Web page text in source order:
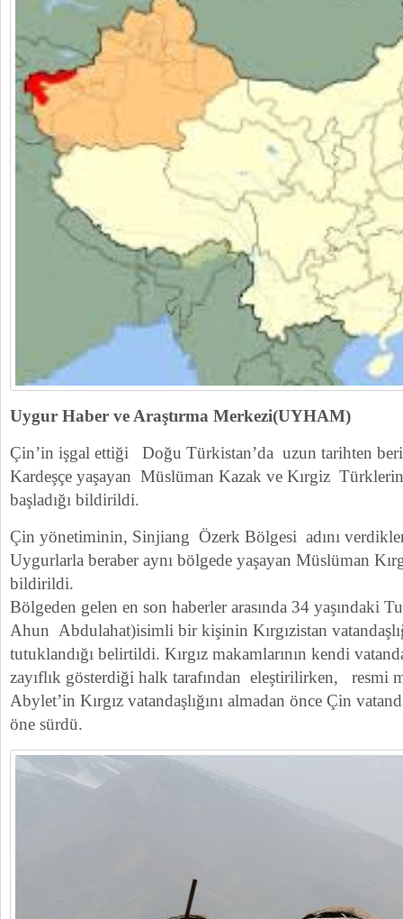
Uygur Haber ve Araştırma Merkezi(UYHAM)
Çin’in işgal ettiği Doğu Türkistan’da uzun tarihten
Kardeşçe yaşayan Müslüman Kazak ve Kırgiz
başladığı bildirildi.
Çin yönetiminin, Sinjiang Özerk Bölgesi adını
Uygurlarla beraber aynı bölgede yaşayan Müslüman
bildirildi.
Bölgeden gelen en son haberler arasında 34 yaşındaki
Ahun Abdulahat)isimli bir kişinin Kırgızistan
tutuklandığı belirtildi. Kırgız makamlarının kendi
zayıflık gösterdiği halk tarafından eleştirilirken, resmi
Abylet’in Kırgız vatandaşlığını almadan önce Çin
öne sürdü.